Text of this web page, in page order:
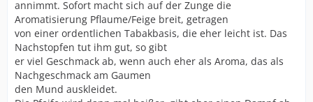
annimmt. Sofort macht sich auf der Zunge die
Aromatisierung Pflaume/Feige breit, getragen
von einer ordentlichen Tabakbasis, die eher leicht ist. Das
Nachstopfen tut ihm gut, so gibt
er viel Geschmack ab, wenn auch eher als Aroma, das als
Nachgeschmack am Gaumen
den Mund auskleidet.